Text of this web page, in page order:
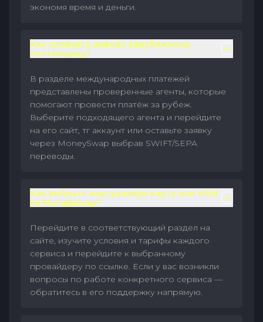
экономя время и деньги.
Как оплатить инвойс зарубежному
поставщику?
В разделе международных платежей
представлены проверенные агенты, которые
помогают провести платёж за рубеж.
Выберите подходящего агента и перейдите
на его сайт, тг аккаунт или оставьте заявку
через MoneySwap выбрав SWIFT/SEPA
переводы.
Как выбрать виртуальную карту или eSIM
на MoneySwap?
Перейдите в соответствующий раздел на
сайте, изучите условия и тарифы каждого
сервиса и перейдите к выбранному
провайдеру по ссылке. Если у вас возникли
вопросы по работе конкретного сервиса —
обратитесь в его поддержку напрямую.